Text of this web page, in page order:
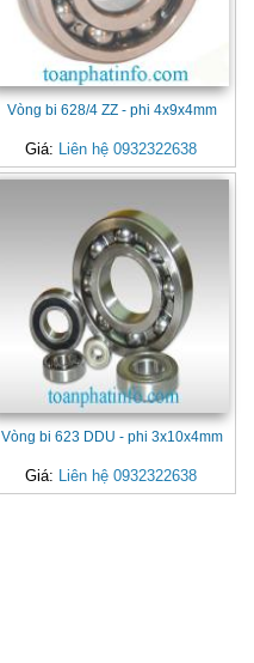
Vòng bi 628/4 ZZ - phi 4x9x4mm
Giá: Liên hệ 0932322638
Vòng bi 623 DDU - phi 3x10x4mm
Giá: Liên hệ 0932322638